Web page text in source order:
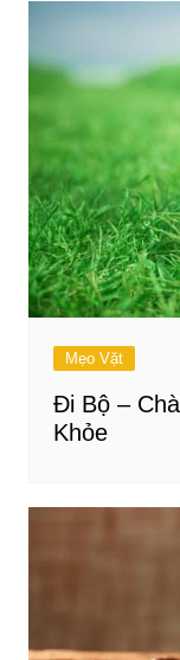
Mẹo Vặt
Đi Bộ –
Khỏe